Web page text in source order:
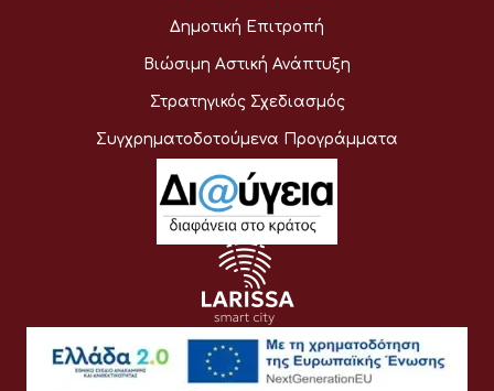
Δημοτική Επιτροπή
Βιώσιμη Αστική Ανάπτυξη
Στρατηγικός Σχεδιασμός
Συγχρηματοδοτούμενα Προγράμματα